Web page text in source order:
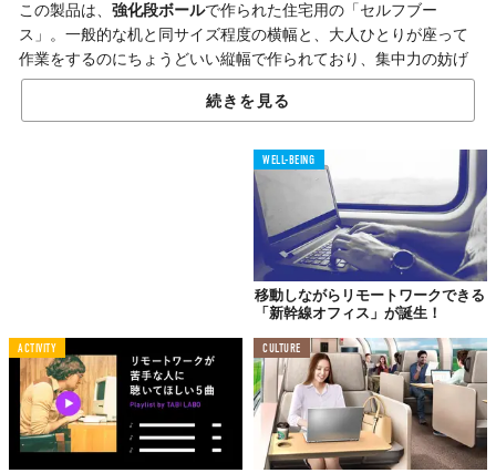
この製品は、 強化段ボールで作られた住宅用の「セルフブー
ス」。一般的な机と同サイズ程度の横幅と、大人ひとりが座って
作業をするのにちょうどいい縦幅で作られており、集中力の妨げ
となるものを視界からシャットアウト。天井も吹き抜けで熱もこ
もりにくいため、快適な環境下で作業に打ち込むことができる。
でつなぎ合わせること
。落ち着き
のあるデザインと圧迫感の少ないサイズ感だから、リビングにお
いても違和感は（ほぼ）ゼロ。コンパクトにたたむこともできる
ため、不要になった際の収納や廃棄に頭を悩ませる必要もなし。
さらに、ビデオ会議のバーチャル背景利用時に活躍するグリーン
「家族で暮らしながら集中できる環境を作りたい」──。そんな方
は、ぜひ。
続きを見る
WELL-BEING
移動しながらリモートワークできる
「新幹線オフィス」が誕生！
ACTIVITY CULTURE